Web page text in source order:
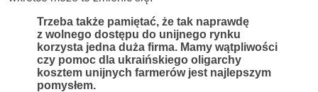
Trzeba także pamiętać, że tak naprawdę
z wolnego dostępu do unijnego rynku
korzysta jedna duża firma. Mamy wątpliwości
czy pomoc dla ukraińskiego oligarchy
kosztem unijnych farmerów jest najlepszym
pomysłem.